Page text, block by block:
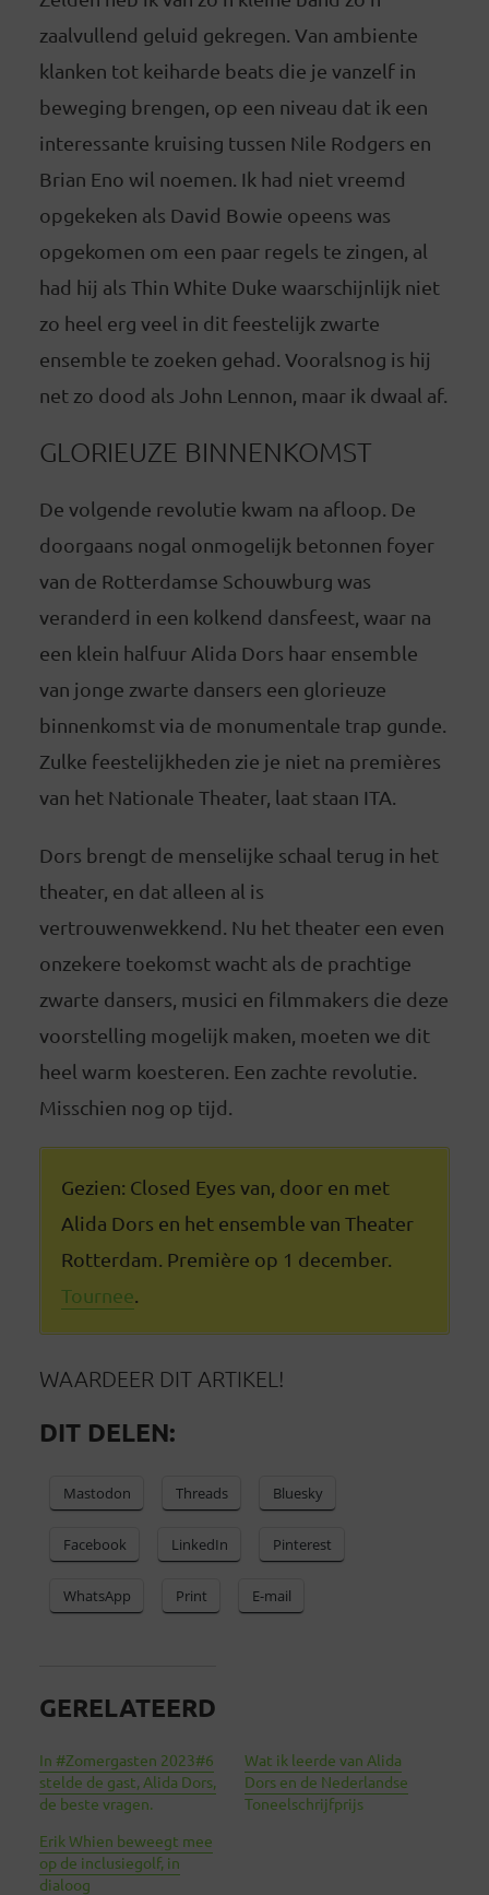
zaalvullend geluid gekregen. Van ambiente
klanken tot keiharde beats die je vanzelf in
beweging brengen, op een niveau dat ik een
interessante kruising tussen Nile Rodgers en
Brian Eno wil noemen. Ik had niet vreemd
opgekeken als David Bowie opeens was
opgekomen om een paar regels te zingen, al
had hij als Thin White Duke waarschijnlijk niet
zo heel erg veel in dit feestelijk zwarte
ensemble te zoeken gehad. Vooralsnog is hij
net zo dood als John Lennon, maar ik dwaal af.
GLORIEUZE BINNENKOMST
De volgende revolutie kwam na afloop. De
doorgaans nogal onmogelijk betonnen foyer
van de Rotterdamse Schouwburg was
veranderd in een kolkend dansfeest, waar na
een klein halfuur Alida Dors haar ensemble
van jonge zwarte dansers een glorieuze
binnenkomst via de monumentale trap gunde.
Zulke feestelijkheden zie je niet na premières
van het Nationale Theater, laat staan ITA.
Dors brengt de menselijke schaal terug in het
theater, en dat alleen al is
vertrouwenwekkend. Nu het theater een even
onzekere toekomst wacht als de prachtige
zwarte dansers, musici en filmmakers die deze
voorstelling mogelijk maken, moeten we dit
heel warm koesteren. Een zachte revolutie.
Misschien nog op tijd.
Gezien: Closed Eyes van, door en met
Alida Dors en het ensemble van Theater
Rotterdam. Première op 1 december.
Tournee
WAARDEER DIT ARTIKEL!
DIT DELEN:
Mastodon Threads Bluesky
Facebook LinkedIn Pinterest
WhatsApp Print E-mail
GERELATEERD
In #Zomergasten 2023#6
stelde de gast, Alida Dors,
de beste vragen.
Wat ik leerde van Alida
Dors en de Nederlandse
Toneelschrijfprijs
Erik Whien beweegt mee
op de inclusiegolf, in
dialoog